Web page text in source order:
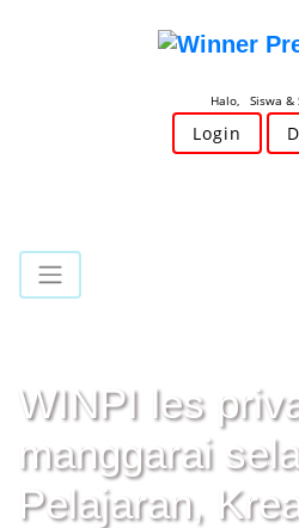
Halo, Siswa &
Login
WINPI les
manggarai
Pelajaran,